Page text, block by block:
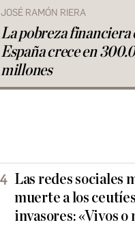
JOSÉ RAMÓN RIERA
La pobreza financiera
España crece en
millones
Las redes sociales
muerte a los
invasores: «Vivos o